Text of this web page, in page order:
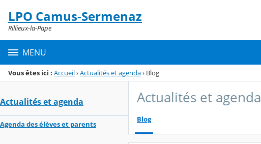
Menu de la rubrique
Contenu
LPO Camus-Sermenaz
Rillieux-la-Pape
MENU
Vous êtes ici : Accueil›Actualités et agenda› Blog
Actualités et agenda
Agenda des élèves et parents
Actualités et agenda
Blog